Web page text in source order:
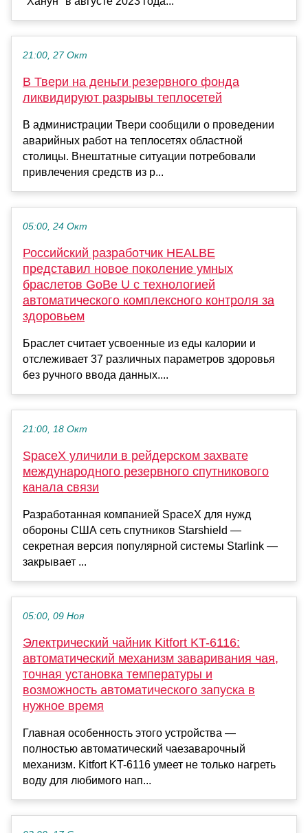
21:00, 27 Окт
В Твери на деньги резервного фонда
ликвидируют разрывы теплосетей
В администрации Твери сообщили о проведении
аварийных работ на теплосетях областной
столицы. Внештатные ситуации потребовали
привлечения средств из р...
05:00, 24 Окт
Российский разработчик HEALBE
представил новое поколение умных
браслетов GoBe U с технологией
автоматического комплексного контроля за
здоровьем
Браслет считает усвоенные из еды калории и
отслеживает 37 различных параметров здоровья
без ручного ввода данных....
21:00, 18 Окт
SpaceX уличили в рейдерском захвате
международного резервного спутникового
канала связи
Разработанная компанией SpaceX для нужд
обороны США сеть спутников Starshield —
секретная версия популярной системы Starlink —
закрывает ...
05:00, 09 Ноя
Электрический чайник Kitfort KT-6116:
автоматический механизм заваривания чая,
точная установка температуры и
возможность автоматического запуска в
нужное время
Главная особенность этого устройства —
полностью автоматический чаезаварочный
механизм. Kitfort KT-6116 умеет не только нагреть
воду для любимого нап...